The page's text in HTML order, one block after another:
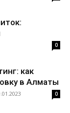
0
как
в Алматы
0